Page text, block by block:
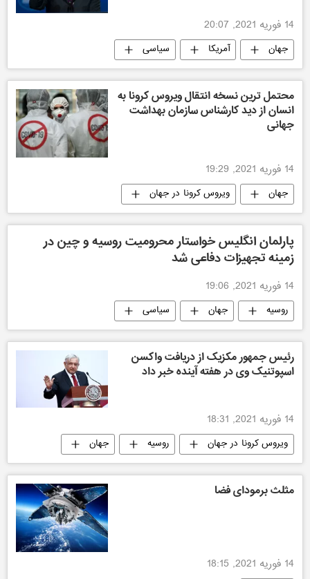
14 فوریه 2021, 20:07
جهان آمریکا سیاسی
محتمل ترین نسخه انتقال ویروس کرونا به
انسان از دید کارشناس سازمان بهداشت
جهانی
14 فوریه 2021, 19:29
جهان ویروس کرونا در جهان
پارلمان انگلیس خواستار محرومیت روسیه و چین در
زمینه تجهیزات دفاعی شد
14 فوریه 2021, 19:06
روسیه جهان سیاسی
رئیس جمهور مکزیک از دریافت واکسن
اسپوتنیک وی در هفته آینده خبر داد
14 فوریه 2021, 18:31
ویروس کرونا در جهان روسیه جهان
مثلث برمودای فضا
14 فوریه 2021, 18:15